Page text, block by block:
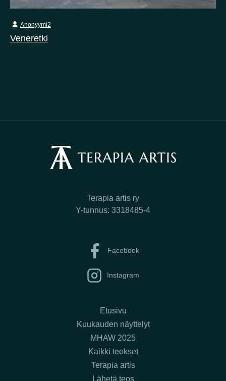
Veneretki
Anonyymi2
Terapia artis ry
Y-tunnus: 3318485-4
Facebook
Instagram
Etusivu
Kuukauden näyttelyt
MHAW 2025
Kaikki teokset
Terapia artis
Lähetä teos